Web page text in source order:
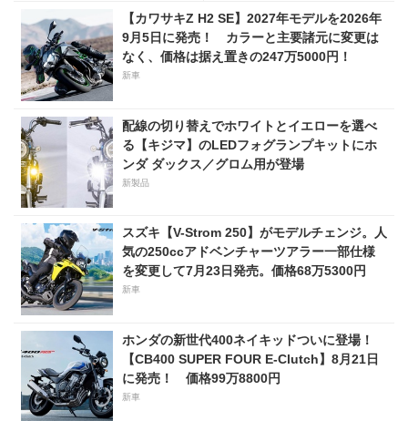
置きの98万100円！
【カワサキZ H2 SE】2027年モデルを2026年
9月5日に発売！ カラーと主要諸元に変更は
なく、価格は据え置きの247万5000円！
新車
配線の切り替えでホワイトとイエローを選べ
る【キジマ】のLEDフォグランプキットにホ
ンダ ダックス／グロム用が登場
新製品
スズキ【V-Strom 250】がモデルチェンジ。人
気の250ccアドベンチャーツアラー一部仕様
を変更して7月23日発売。価格68万5300円
新車
ホンダの新世代400ネイキッドついに登場！
【CB400 SUPER FOUR E-Clutch】8月21日
に発売！ 価格99万8800円
新車